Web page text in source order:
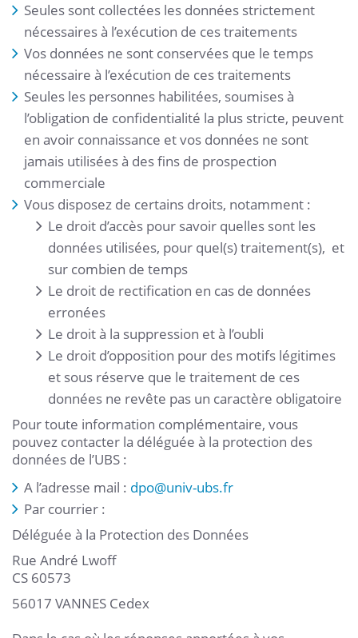
Seules sont collectées les données strictement
nécessaires à l’exécution de ces traitements
Vos données ne sont conservées que le temps
nécessaire à l’exécution de ces traitements
Seules les personnes habilitées, soumises à
l’obligation de confidentialité la plus stricte, peuvent
en avoir connaissance et vos données ne sont
jamais utilisées à des fins de prospection
commerciale
Vous disposez de certains droits, notamment :
Le droit d’accès pour savoir quelles sont les
données utilisées, pour quel(s) traitement(s), et
sur combien de temps
Le droit de rectification en cas de données
erronées
Le droit à la suppression et à l’oubli
Le droit d’opposition pour des motifs légitimes
et sous réserve que le traitement de ces
données ne revête pas un caractère obligatoire
Pour toute information complémentaire, vous
pouvez contacter la déléguée à la protection des
données de l’UBS :
A l’adresse mail : dpo@univ-ubs.fr
Par courrier :
Déléguée à la Protection des Données
Rue André Lwoff
CS 60573
56017 VANNES Cedex